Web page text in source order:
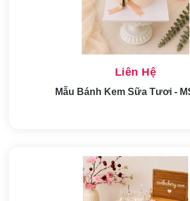
Liên Hệ
Mẫu Bánh Kem Sữa Tươi -